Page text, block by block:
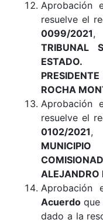
Aprobación
resuelve el
0099/2021,
TRIBUNAL
ESTADO.
ROCHA
Aprobación
resuelve el
0102/2021,
ALEJANDRO
Acuerdo
dado a la